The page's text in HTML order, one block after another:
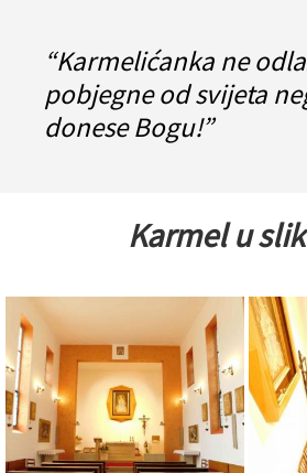
“Karmelićanka ne
pobjegne od svijeta
donese Bogu!”
Karmel u